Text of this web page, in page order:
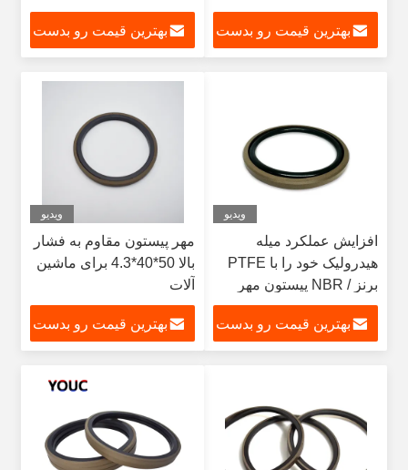
و غبار LBH
بهترین قیمت رو بدست
هیدرولیک ضد گرد و غبار
بهترین قیمت رو بدست
ویدیو
افزایش عملکرد میله
هیدرولیک خود را با PTFE
برنز / NBR پیستون مهر
SPGO 100 * 8
بهترین قیمت رو بدست
ویدیو
مهر پیستون مقاوم به فشار
بالا 50*40*4.3 برای ماشین
آلات
بهترین قیمت رو بدست